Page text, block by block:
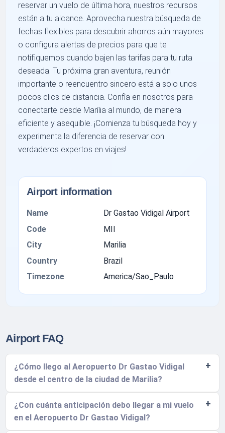
reservar un vuelo de última hora, nuestros recursos
están a tu alcance. Aprovecha nuestra búsqueda de
fechas flexibles para descubrir ahorros aún mayores
o configura alertas de precios para que te
notifiquemos cuando bajen las tarifas para tu ruta
deseada. Tu próxima gran aventura, reunión
importante o reencuentro sincero está a solo unos
pocos clics de distancia. Confía en nosotros para
conectarte desde Marília al mundo, de manera
eficiente y asequible. ¡Comienza tu búsqueda hoy y
experimenta la diferencia de reservar con
verdaderos expertos en viajes!
Airport information
Name
Dr Gastao Vidigal Airport
Code
MII
City
Marilia
Country
Brazil
Timezone
America/Sao_Paulo
Airport FAQ
¿Cómo llego al Aeropuerto Dr Gastao Vidigal
desde el centro de la ciudad de Marilia?
¿Con cuánta anticipación debo llegar a mi vuelo
en el Aeropuerto Dr Gastao Vidigal?